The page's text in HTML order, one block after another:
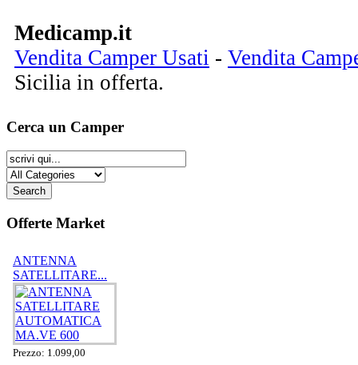
Medicamp.it
Vendita Camper Usati - Vendita
Sicilia in offerta.
Cerca un Camper
Offerte Market
ANTENNA
SATELLITARE...
Prezzo: 1.099,00